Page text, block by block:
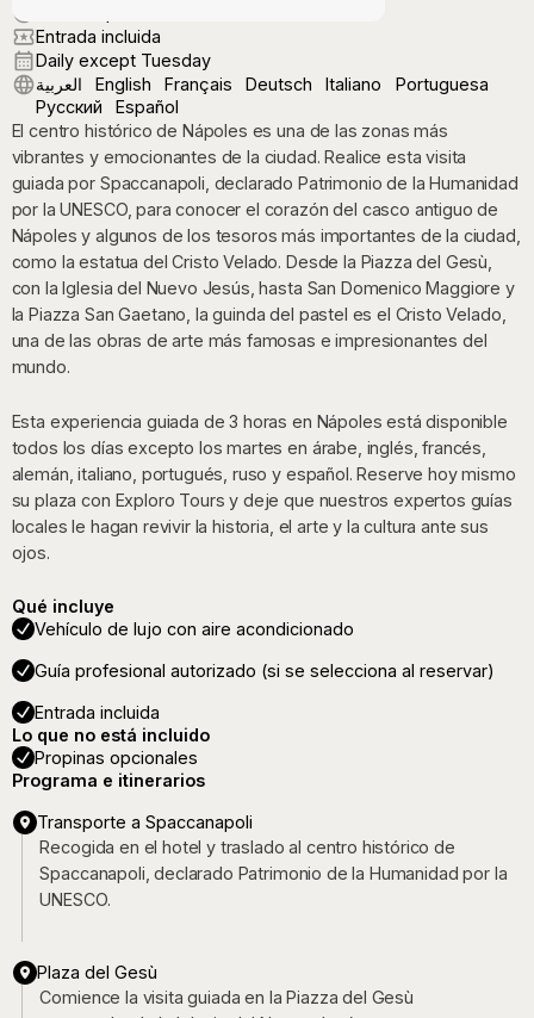
Entrada incluida
Daily except Tuesday
العربية
English Français Deutsch Italiano
Portuguesa
Русский
Español
El centro histórico de Nápoles es una de las zonas más
vibrantes y emocionantes de la ciudad. Realice esta visita
guiada por Spaccanapoli, declarado Patrimonio de la Humanidad
por la UNESCO, para conocer el corazón del casco antiguo de
Nápoles y algunos de los tesoros más importantes de la ciudad,
como la estatua del Cristo Velado. Desde la Piazza del Gesù,
con la Iglesia del Nuevo Jesús, hasta San Domenico Maggiore y
la Piazza San Gaetano, la guinda del pastel es el Cristo Velado,
una de las obras de arte más famosas e impresionantes del
mundo.
Esta experiencia guiada de 3 horas en Nápoles está disponible
todos los días excepto los martes en árabe, inglés, francés,
alemán, italiano, portugués, ruso y español. Reserve hoy mismo
su plaza con Exploro Tours y deje que nuestros expertos guías
locales le hagan revivir la historia, el arte y la cultura ante sus
ojos.
Qué incluye
Vehículo de lujo con aire acondicionado
Guía profesional autorizado (si se selecciona al reservar)
Entrada incluida
Lo que no está incluido
Propinas opcionales
Programa e itinerarios
Transporte a Spaccanapoli
Recogida en el hotel y traslado al centro histórico de
Spaccanapoli, declarado Patrimonio de la Humanidad por la
UNESCO.
Plaza del Gesù
Comience la visita guiada en la Piazza del Gesù